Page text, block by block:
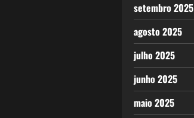
setembro 2025
agosto 2025
julho 2025
junho 2025
maio 2025